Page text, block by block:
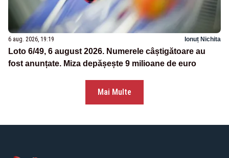
6 aug. 2026, 19:19 Ionuț Nichita
Loto 6/49, 6 august 2026. Numerele câștigătoare au
fost anunțate. Miza depășește 9 milioane de euro
Mai Multe